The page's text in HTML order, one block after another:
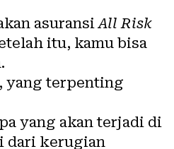
asuransiAll Risk
itu, kamu bisa
yang terpenting
yang akan terjadi di
dari kerugian